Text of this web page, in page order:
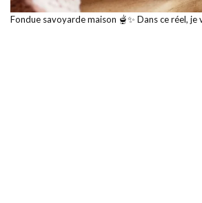
Fondue savoyarde maison 🫕✨ Dans ce réel, je